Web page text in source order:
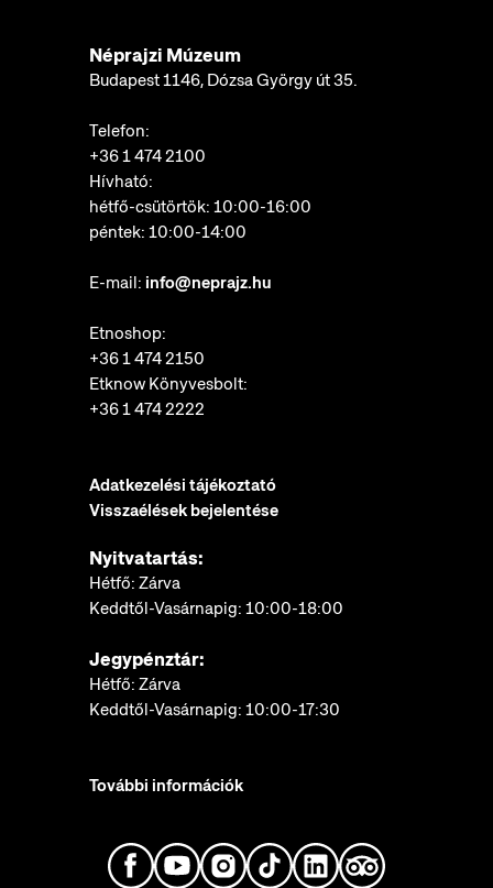
Néprajzi Múzeum
Budapest 1146, Dózsa György út 35.
Telefon:
+36 1 474 2100
Hívható:
hétfő-csütörtök: 10:00-16:00
péntek: 10:00-14:00
E-mail: info@neprajz.hu
Etnoshop:
+36 1 474 2150
Etknow Könyvesbolt:
+36 1 474 2222
Adatkezelési tájékoztató
Visszaélések bejelentése
Nyitvatartás:
Hétfő: Zárva
Keddtől-Vasárnapig: 10:00-18:00
Jegypénztár:
Hétfő: Zárva
Keddtől-Vasárnapig: 10:00-17:30
További információk